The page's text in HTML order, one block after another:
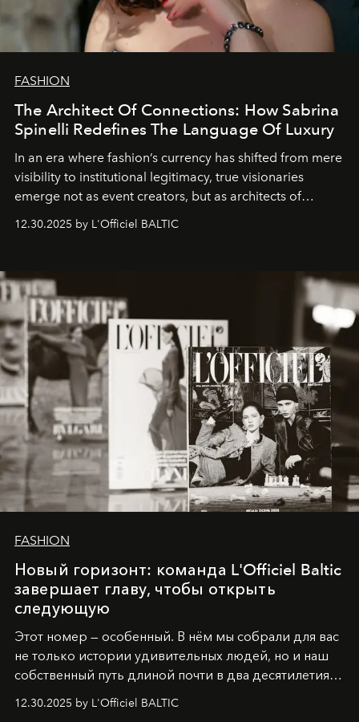
FASHION
The Architect Of Connections: How Sabrina
Spinelli Redefines The Language Of Luxury
In an era where fashion’s currency has shifted from mere
visibility to institutional legitimacy, true visionaries
emerge not as event creators, but as architects of
brand strategist with three decades of mastery in luxury,
framework where creativity, commerce, and culture
converge with surgical precision.
12.30.2025 by L'Officiel BALTIC
FASHION
Новый горизонт: команда L'Officiel Baltic
завершает главу, чтобы открыть
следующую
Этот номер — особенный. В нём мы собрали для вас
не только истории удивительных людей, но и наш
собственный путь длиной почти в два десятилетия.
души говорим спасибо каждому, кто был с нами все
12.30.2025 by L'Officiel BALTIC